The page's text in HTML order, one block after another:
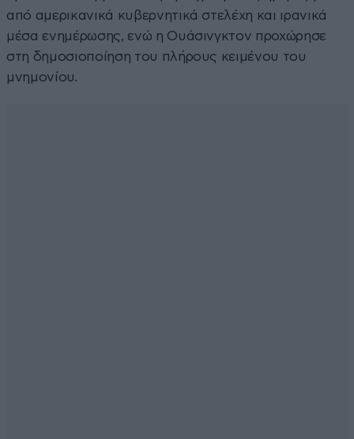
από αμερικανικά κυβερνητικά στελέχη και ιρανικά
μέσα ενημέρωσης, ενώ η Ουάσινγκτον προχώρησε
στη δημοσιοποίηση του πλήρους κειμένου του
μνημονίου.